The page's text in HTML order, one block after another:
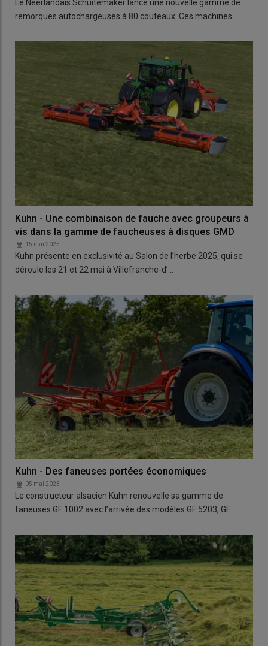
Le Néerlandais Schuitemaker lance une nouvelle gamme de
remorques autochargeuses à 80 couteaux. Ces machines…
Kuhn - Une combinaison de fauche avec groupeurs à
vis dans la gamme de faucheuses à disques GMD
15 mai 2025
Kuhn présente en exclusivité au Salon de l’herbe 2025, qui se
déroule les 21 et 22 mai à Villefranche-d’…
Kuhn - Des faneuses portées économiques
05 mai 2025
Le constructeur alsacien Kuhn renouvelle sa gamme de
faneuses GF 1002 avec l’arrivée des modèles GF 5203, GF…